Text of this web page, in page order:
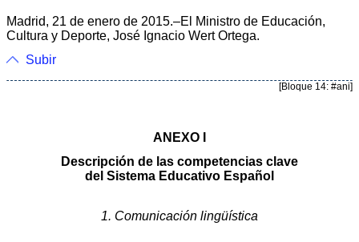
Madrid, 21 de enero de 2015.–El Ministro de Educación,
Cultura y Deporte, José Ignacio Wert Ortega.
Subir
[Bloque 14: #ani]
ANEXO I
Descripción de las competencias clave
del Sistema Educativo Español
1. Comunicación lingüística